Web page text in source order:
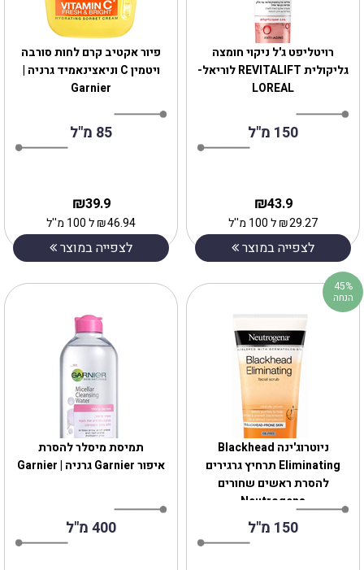
פיור אקטיב קרם לחות סורבה
ויטמין C וניאצינאמיד גרניה |
Garnier
85 מ"ל
39.9
₪
46.94
₪ל 100 מ''ל
לצפייה במוצר
רויטליפט ג'ל ניקוי חומצה
גליקולית REVITALIFT לוריאל-
LOREAL
150 מ"ל
43.9
₪
29.27
₪ל 100 מ''ל
לצפייה במוצר
תמיסת מיסלר להסרת
איפורGarnier‎ ‎ גרניה | Garnier
400 מ"ל
ניוטרוג'ינה Blackhead
Eliminating תרחיץ גרגירים
להסרת ראשים שחורים
Neutrogena
150 מ"ל
45%
הנחה